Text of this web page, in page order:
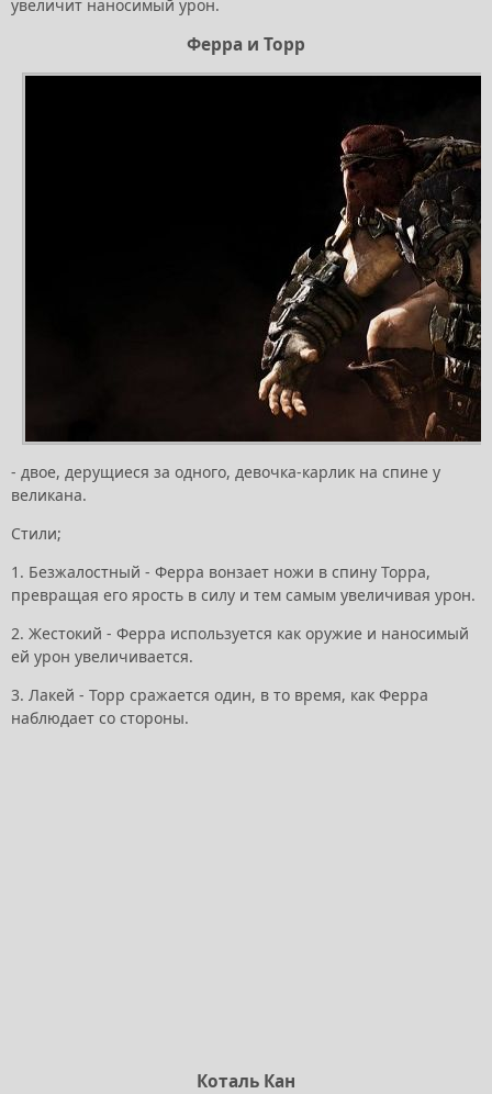
увеличит наносимый урон.
Ферра и Торр
- двое, дерущиеся за одного, девочка-карлик на спине у
великана.
Стили;
1. Безжалостный - Ферра вонзает ножи в спину Торра,
превращая его ярость в силу и тем самым увеличивая урон.
2. Жестокий - Ферра используется как оружие и наносимый
ей урон увеличивается.
3. Лакей - Торр сражается один, в то время, как Ферра
наблюдает со стороны.
Коталь Кан